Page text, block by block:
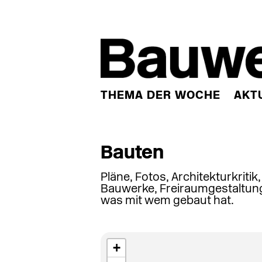
THEMA DER WOCHE
Bauten
Pläne, Fotos,
Bauwerke,
was mit wem gebaut hat.
+